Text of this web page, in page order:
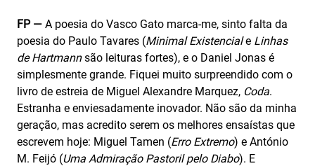
FP — A poesia do Vasco Gato marca-me, sinto falta da
poesia do Paulo Tavares (Minimal Existenciale Linhas
de Hartmannsão leituras fortes), e o Daniel Jonas é
simplesmente grande. Fiquei muito surpreendido com o
livro de estreia de Miguel Alexandre Marquez, Coda.
Estranha e enviesadamente inovador. Não são da minha
geração, mas acredito serem os melhores ensaístas que
escrevem hoje: Miguel Tamen (Erro Extremo) e António
M. Feijó (Uma Admiração Pastoril pelo Diabo). E